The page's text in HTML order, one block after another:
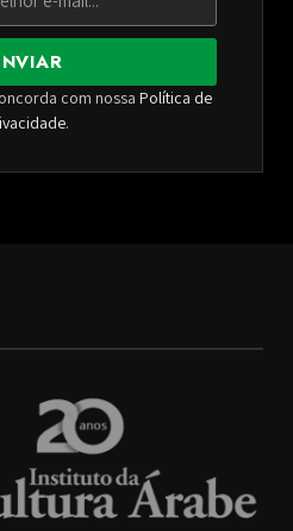
com nossa Política de
.